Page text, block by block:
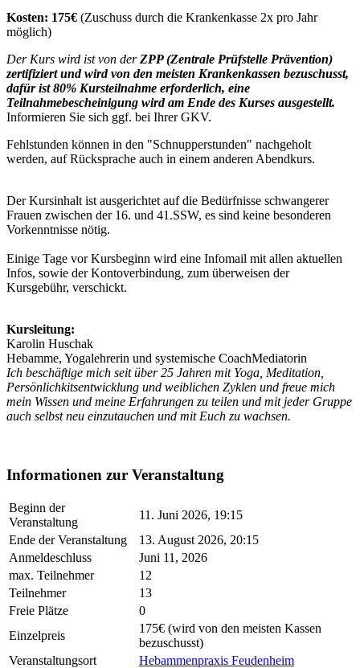
Kosten: 175€ (Zuschuss durch die Krankenkasse 2x pro Jahr
möglich)
Der Kurs wird ist von derZPP (Zentrale Prüfstelle Prävention)
zertifiziert und wird von den meisten Krankenkassen bezuschusst,
dafür ist 80% Kursteilnahme erforderlich, eine
Teilnahmebescheinigung wird am Ende des Kurses ausgestellt.
Informieren Sie sich ggf. bei Ihrer GKV.
Fehlstunden können in den "Schnupperstunden" nachgeholt
werden, auf Rücksprache auch in einem anderen Abendkurs.
Der Kursinhalt ist ausgerichtet auf die Bedürfnisse schwangerer
Frauen zwischen der 16. und 41.SSW, es sind keine besonderen
Vorkenntnisse nötig.
Einige Tage vor Kursbeginn wird eine Infomail mit allen aktuellen
Infos, sowie der Kontoverbindung, zum überweisen der
Kursgebühr, verschickt.
Kursleitung:
Karolin Huschak
Hebamme, Yogalehrerin und systemische CoachMediatorin
Ich beschäftige mich seit über 25 Jahren mit Yoga, Meditation,
Persönlichkitsentwicklung und weiblichen Zyklen und freue mich
mein Wissen und meine Erfahrungen zu teilen und mit jeder Gruppe
auch selbst neu einzutauchen und mit Euch zu wachsen.
Informationen zur Veranstaltung
Beginn der
Veranstaltung
11. Juni 2026, 19:15
Ende der Veranstaltung
13. August 2026, 20:15
Anmeldeschluss
Juni 11, 2026
max. Teilnehmer
12
Teilnehmer
13
Freie Plätze
0
Einzelpreis
175€ (wird von den meisten Kassen
bezuschusst)
Veranstaltungsort
Hebammenpraxis Feudenheim